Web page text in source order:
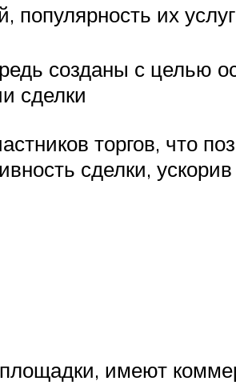
популярность их
созданы с целью
сделки
торгов, что
сделки,
имеют